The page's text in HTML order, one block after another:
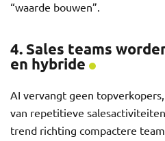
“waarde bouwen”.
4. Sales teams
en hybride
AI vervangt geen
van repetitieve
trend richting compactere